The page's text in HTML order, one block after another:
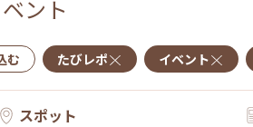
ント
む たびレポ イベント
スポット